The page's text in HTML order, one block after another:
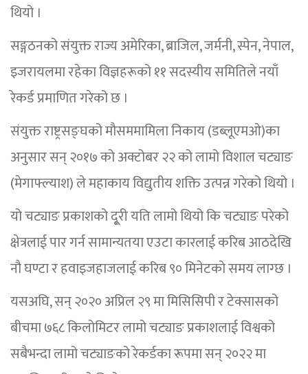
थियो ।
सङ्गठनको संयुक्त राज्य अमेरिका, ब्राजिल, जर्मनी, स्पेन, नेपाल,
इजरायलमा रहेका विज्ञहरूको ११ सदस्यीय समितिले नयाँ
रेकर्ड प्रमाणित गरेको छ ।
संयुक्त राष्ट्रसङ्घको मौसममामिला निकाय (डब्लूएमओ)का
अनुसार सन् २०१७ को अक्टोबर २२ को लामो विशाल चट्याङ
(मेगाफ्ल्याश) ले महाकाय विद्युतीय शक्ति उत्पन्न गरेको थियो ।
यो चट्याङ प्रकाशको दू्री यति लामो थियो कि चट्याङ परेको
क्षेत्रलाई पार गर्न सामान्यतया एउटा कारलाई करिब आठदेखि
नौ घण्टा र हवाइजहाजलाई करिब ९० मिनेटको समय लाग्छ ।
यसअघि, सन् २०२० अप्रिल २९ मा मिसिसिपी र टेक्सासको
बीचमा ७६८ किलोमिटर लामो चट्याङ प्रकाशलाई विश्वको
सबैभन्दा लामो चट्याङको रेकर्डका रूपमा सन् २०२२ मा